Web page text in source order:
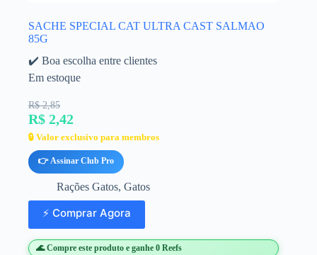
SACHE SPECIAL CAT ULTRA CAST SALMAO
85G
✔️ Boa escolha entre clientes
Em estoque
R$ 2,85
R$ 2,42
🔒 Valor exclusivo para membros
👉 Assinar Club Pro
Rações Gatos, Gatos
⚡ Comprar Agora
🌊 Compre este produto e ganhe 0 Reefs